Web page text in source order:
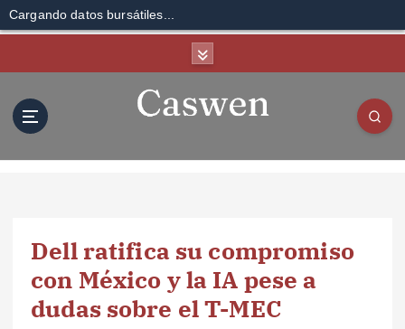
Cargando datos bursátiles...
Dell ratifica su compromiso
con México y la IA pese a
dudas sobre el T-MEC